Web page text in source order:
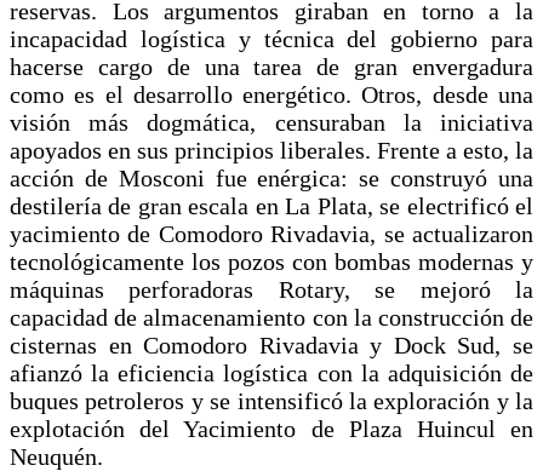
reservas. Los argumentos giraban en torno a la
incapacidad logística y técnica del gobierno para
hacerse cargo de una tarea de gran envergadura
como es el desarrollo energético. Otros, desde una
visión más dogmática, censuraban la iniciativa
apoyados en sus principios liberales. Frente a esto, la
acción de Mosconi fue enérgica: se construyó una
destilería de gran escala en La Plata, se electrificó el
yacimiento de Comodoro Rivadavia, se actualizaron
tecnológicamente los pozos con bombas modernas y
máquinas perforadoras Rotary, se mejoró la
capacidad de almacenamiento con la construcción de
cisternas en Comodoro Rivadavia y Dock Sud, se
afianzó la eficiencia logística con la adquisición de
buques petroleros y se intensificó la exploración y la
explotación del Yacimiento de Plaza Huincul en
Neuquén.